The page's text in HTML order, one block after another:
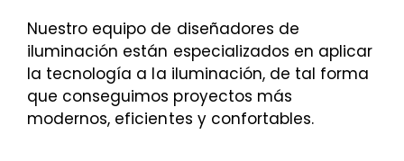
Nuestro equipo de diseñadores de
iluminación están especializados en aplicar
la tecnología a la iluminación, de tal forma
que conseguimos proyectos más
modernos, eficientes y confortables.